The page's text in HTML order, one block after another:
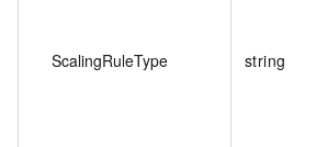
ScalingRuleType string